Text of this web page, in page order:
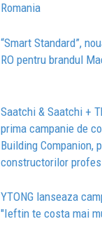
Romania
“Smart Standard”,
RO pentru brandul
Saatchi & Saatchi +
prima campanie de
Building Companion,
constructorilor
YTONG lanseaza
"Ieftin te costa mai